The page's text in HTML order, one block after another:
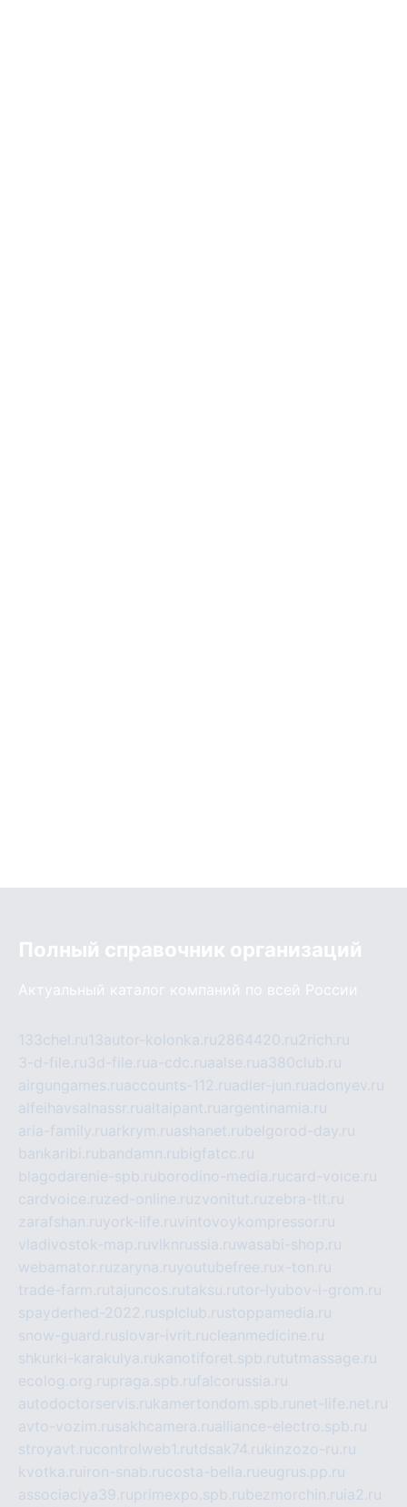
Полный справочник организаций
Актуальный каталог компаний по всей России
133chel.ru13autor-kolonka.ru2864420.ru2rich.ru
3-d-file.ru3d-file.rua-cdc.ruaalse.rua380club.ru
airgungames.ruaccounts-112.ruadler-jun.ruadonyev.ru
alfeihavsalnassr.rualtaipant.ruargentinamia.ru
aria-family.ruarkrym.ruashanet.rubelgorod-day.ru
bankaribi.rubandamn.rubigfatcc.ru
blagodarenie-spb.ruborodino-media.rucard-voice.ru
cardvoice.ruzed-online.ruzvonitut.ruzebra-tlt.ru
zarafshan.ruyork-life.ruvintovoykompressor.ru
vladivostok-map.ruvlknrussia.ruwasabi-shop.ru
webamator.ruzaryna.ruyoutubefree.rux-ton.ru
trade-farm.rutajuncos.rutaksu.rutor-lyubov-i-grom.ru
spayderhed-2022.rusplclub.rustoppamedia.ru
snow-guard.ruslovar-ivrit.rucleanmedicine.ru
shkurki-karakulya.rukanotiforet.spb.rututmassage.ru
ecolog.org.rupraga.spb.rufalcorussia.ru
autodoctorservis.rukamertondom.spb.ru net-life.net.ru
avto-vozim.rusakhcamera.rualliance-electro.spb.ru
stroyavt.rucontrolweb1.rutdsak74.rukinzozo-ru.ru
kvotka.ru iron-snab.rucosta-bella.rueugrus.pp.ru
associaciya39.ruprimexpo.spb.rubezmorchin.ru ia2.ru